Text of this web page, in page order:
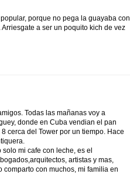
porque no pega la guayaba con
a ser un poquito kich de vez
Todas las mañanas voy a
donde en Cuba vendian el pan
cerca del Tower por un tiempo. Hace
mi cafe con leche, es el
artistas y mas,
con muchos, mi familia en